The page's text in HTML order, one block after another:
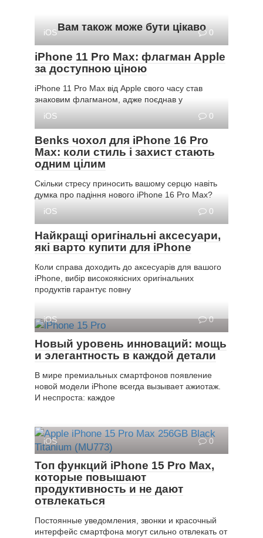
Вам також може бути цікаво
iOS 0
iPhone 11 Pro Max: флагман Apple
за доступною ціною
iPhone 11 Pro Max від Apple свого часу став
знаковим флагманом, адже поєднав у
iOS
0
Benks чохол для iPhone 16 Pro
Max: коли стиль і захист стають
одним цілим
Скільки стресу приносить вашому серцю навіть
думка про падіння нового iPhone 16 Pro Max?
iOS
0
Найкращі оригінальні аксесуари,
які варто купити для iPhone
Коли справа доходить до аксесуарів для вашого
iPhone, вибір високоякісних оригінальних
продуктів гарантує повну
iOS 0
Новый уровень инноваций: мощь
и элегантность в каждой детали
В мире премиальных смартфонов появление
новой модели iPhone всегда вызывает ажиотаж.
И неспроста: каждое
iOS 0
Топ функций iPhone 15 Pro Max,
которые повышают
продуктивность и не дают
отвлекаться
Постоянные уведомления, звонки и красочный
интерфейс смартфона могут сильно отвлекать от